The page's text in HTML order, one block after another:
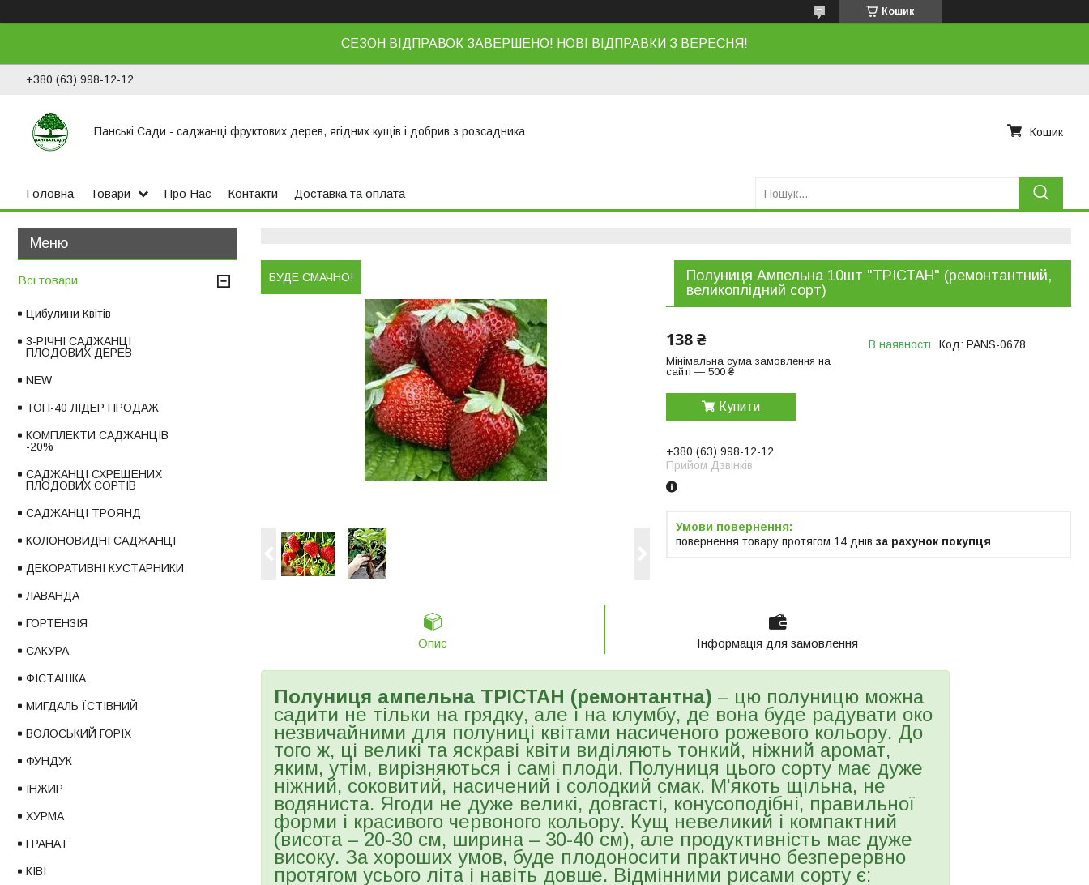
Кошик
СЕЗОН ВІДПРАВОК ЗАВЕРШЕНО! НОВІ ВІДПРАВКИ З ВЕРЕСНЯ!
+380 (63) 998-12-12
Панські Сади - саджанці фруктових дерев, ягідних кущів і добрив з розсадника Кошик
Головна Товари Про Нас Контакти Доставка та оплата
БУДЕ СМАЧНО!
Полуниця Ампельна 10шт "ТРІСТАН" (ремонтантний,
великоплідний сорт)
138 ₴
Мінімальна сума замовлення на
сайті — 500 ₴
В наявності Код: PANS-0678
Купити
+380 (63) 998-12-12
Прийом Дзвінків
повернення товару протягом 14 днів за рахунок покупця
Опис Інформація для замовлення
Полуниця ампельна ТРІСТАН (ремонтантна) – цю полуницю можна
садити не тільки на грядку, але і на клумбу, де вона буде радувати око
незвичайними для полуниці квітами насиченого рожевого кольору. До
того ж, ці великі та яскраві квіти виділяють тонкий, ніжний аромат,
яким, утім, вирізняються і самі плоди. Полуниця цього сорту має дуже
ніжний, соковитий, насичений і солодкий смак. М'якоть щільна, не
водяниста. Ягоди не дуже великі, довгасті, конусоподібні, правильної
форми і красивого червоного кольору. Кущ невеликий і компактний
(висота – 20-30 см, ширина – 30-40 см), але продуктивність має дуже
високу. За хороших умов, буде плодоносити практично безперервно
протягом усього літа і навіть довше. Відмінними рисами сорту є:
Всі товари
Цибулини Квітів
3-РІЧНІ САДЖАНЦІ
ПЛОДОВИХ ДЕРЕВ
NEW
ТОП-40 ЛІДЕР ПРОДАЖ
КОМПЛЕКТИ САДЖАНЦІВ
-20%
САДЖАНЦІ СХРЕЩЕНИХ
ПЛОДОВИХ СОРТІВ
САДЖАНЦІ ТРОЯНД
КОЛОНОВИДНІ САДЖАНЦІ
ДЕКОРАТИВНІ КУСТАРНИКИ
ЛАВАНДА
ГОРТЕНЗІЯ
САКУРА
ФІСТАШКА
МИГДАЛЬ ЇСТІВНИЙ
ВОЛОСЬКИЙ ГОРІХ
ФУНДУК
ІНЖИР
ХУРМА
ГРАНАТ
КІВІ